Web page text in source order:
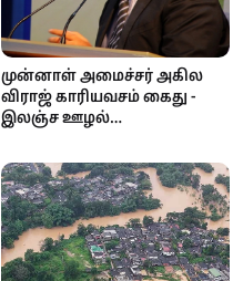
முன்னாள் அமைச்சர் அகில
விராஜ் காரியவசம் கைது -
இலஞ்ச ஊழல்
வாக்குமூலம் அளிக்க
வந்தபோது அதிரடி!